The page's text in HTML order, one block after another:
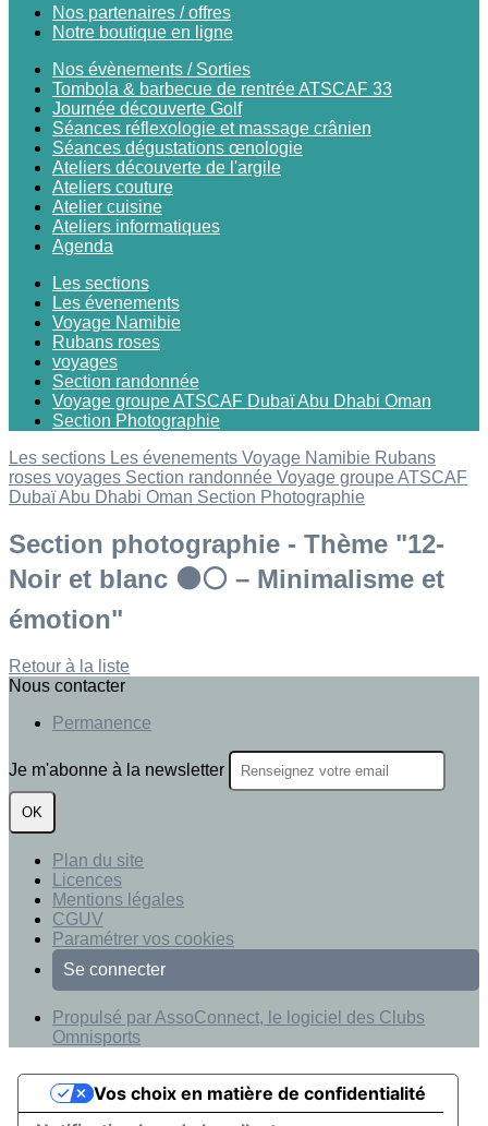
Nos partenaires / offres
Notre boutique en ligne
Nos évènements / Sorties
Tombola & barbecue de rentrée ATSCAF 33
Journée découverte Golf
Séances réflexologie et massage crânien
Séances dégustations œnologie
Ateliers découverte de l'argile
Ateliers couture
Atelier cuisine
Ateliers informatiques
Agenda
Les sections
Les évenements
Voyage Namibie
Rubans roses
voyages
Section randonnée
Voyage groupe ATSCAF Dubaï Abu Dhabi Oman
Section Photographie
Les sections Les évenements Voyage Namibie Rubans
roses voyages Section randonnée Voyage groupe ATSCAF
Dubaï Abu Dhabi Oman Section Photographie
Section photographie - Thème "12-
Noir et blanc ⚫⚪ – Minimalisme et
émotion"
Retour à la liste
Nous contacter
Permanence
Je m'abonne à la newsletter
OK
Plan du site
Licences
Mentions légales
CGUV
Paramétrer vos cookies
Se connecter
Propulsé par AssoConnect, le logiciel des Clubs
Omnisports
Vos choix en matière de confidentialité